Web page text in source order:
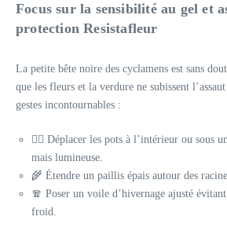
Focus sur la sensibilité au gel et
protectionResistafleur
La petite bête noire des cyclamens est sans
que les fleurs et la verdure ne subissent
gestes incontournables :
🚶‍♂️ Déplacer les pots à l’intérieur ou sous
mais lumineuse.
🌾 Étendre un paillis épais autour des
🧣 Poser un voile d’hivernage ajusté
froid.